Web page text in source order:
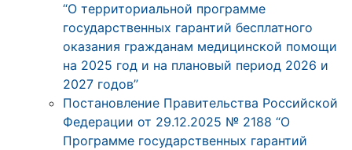
“О территориальной программе
государственных гарантий бесплатного
оказания гражданам медицинской помощи
на 2025 год и на плановый период 2026 и
2027 годов”
Постановление Правительства Российской
Федерации от 29.12.2025 № 2188 “О
Программе государственных гарантий